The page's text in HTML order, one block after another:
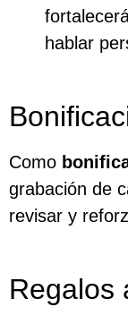
hablar
Como
grabación de
revisar y
Regalos